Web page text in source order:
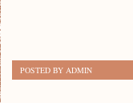
POSTED BY ADMIN